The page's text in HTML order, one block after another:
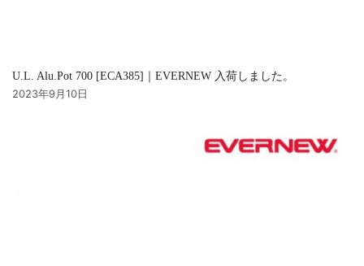
U.L. Alu.Pot 700 [ECA385]｜EVERNEW 入荷しました。
2023年9月10日